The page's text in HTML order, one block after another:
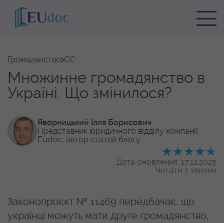
Громадянство ЄС
Множинне громадянство в
Україні. Що змінилося?
Яворницький Ілля Борисович
Представник юридичного відділу компанії
Eudoc, автор статей блогу
Дата оновлення: 17.12.2025
Читати 7 хвилин
Законопроєкт № 11469 передбачає, що
українці можуть мати друге громадянство,